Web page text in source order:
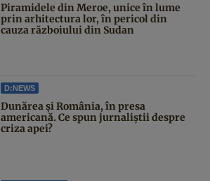
Piramidele din Meroe, unice în lume
prin arhitectura lor, în pericol din
cauza războiului din Sudan
D:NEWS
Dunărea și România, în presa
americană. Ce spun jurnaliștii despre
criza apei?